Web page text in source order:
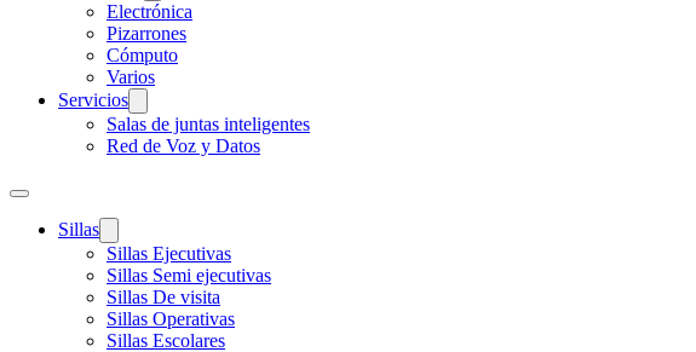
Electrónica
Pizarrones
Cómputo
Varios
Servicios
Salas de juntas inteligentes
Red de Voz y Datos
Sillas
Sillas Ejecutivas
Sillas Semi ejecutivas
Sillas De visita
Sillas Operativas
Sillas Escolares